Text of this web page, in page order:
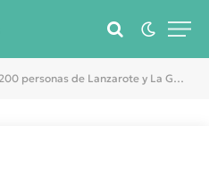
Lanzarote y La Graciosa participaron en el homenaje del Cabildo con motivo del Día de la Madre